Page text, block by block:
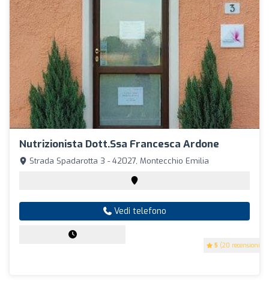
Nutrizionista Dott.ssa Francesca Ardone
5 (20 recensioni)
Strada Spadarotta 3 - 42027, Montecchio Emilia
Vedi telefono